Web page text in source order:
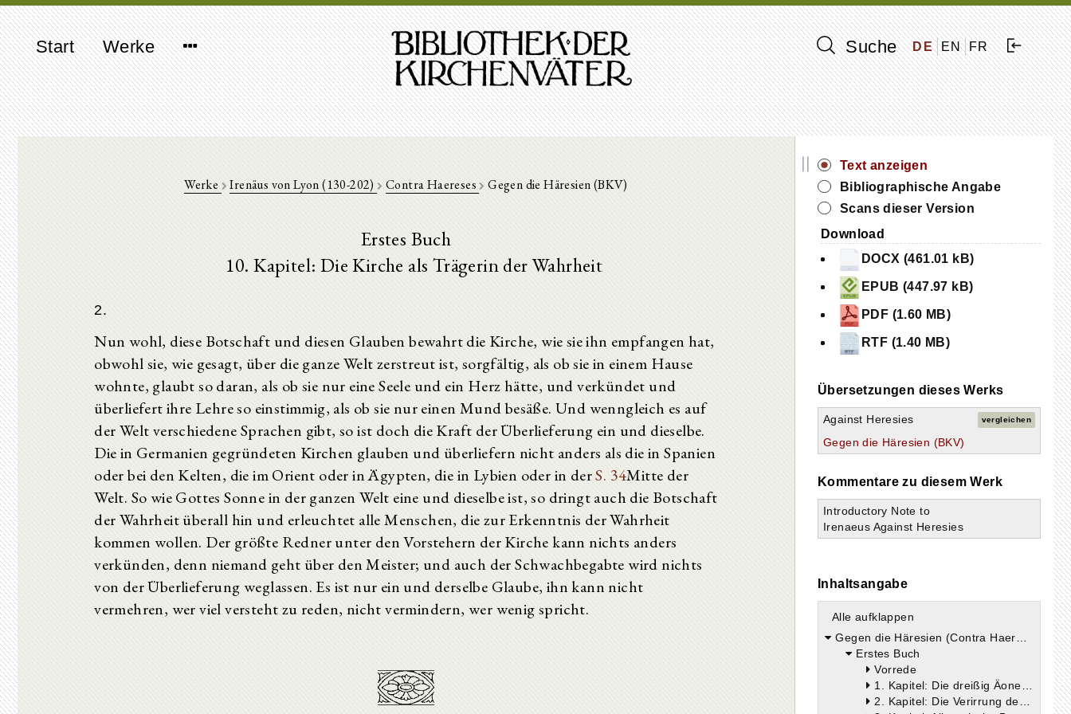
Start Werke Suche DE EN FR
Werke Irenäus von Lyon (130-202) Contra Haereses Gegen die Häresien (BKV)
Erstes Buch
10. Kapitel: Die Kirche als Trägerin der Wahrheit
2.
Nun wohl, diese Botschaft und diesen Glauben bewahrt die Kirche, wie sie ihn empfangen hat,
obwohl sie, wie gesagt, über die ganze Welt zerstreut ist, sorgfältig, als ob sie in einem Hause
wohnte, glaubt so daran, als ob sie nur eine Seele und ein Herz hätte, und verkündet und
überliefert ihre Lehre so einstimmig, als ob sie nur einen Mund besäße. Und wenngleich es auf
der Welt verschiedene Sprachen gibt, so ist doch die Kraft der Überlieferung ein und dieselbe.
Die in Germanien gegründeten Kirchen glauben und überliefern nicht anders als die in Spanien
oder bei den Kelten, die im Orient oder in Ägypten, die in Lybien oder in derS. 34Mitte der
Welt. So wie Gottes Sonne in der ganzen Welt eine und dieselbe ist, so dringt auch die Botschaft
der Wahrheit überall hin und erleuchtet alle Menschen, die zur Erkenntnis der Wahrheit
kommen wollen. Der größte Redner unter den Vorstehern der Kirche kann nichts anders
verkünden, denn niemand geht über den Meister; und auch der Schwachbegabte wird nichts
von der Überlieferung weglassen. Es ist nur ein und derselbe Glaube, ihn kann nicht
vermehren, wer viel versteht zu reden, nicht vermindern, wer wenig spricht.
||
Text anzeigen
Bibliographische Angabe
Scans dieser Version
Download
DOCX (461.01 kB)
EPUB (447.97 kB)
PDF (1.60 MB)
RTF (1.40 MB)
Übersetzungen dieses Werks
Against Heresies vergleichen
Gegen die Häresien (BKV)
Kommentare zu diesem Werk
Introductory Note to
Irenaeus Against Heresies
Inhaltsangabe
Alle aufklappen
Gegen die Häresien (Contra Haereses)
Erstes Buch
Vorrede
1. Kapitel: Die dreißig Äonen der Valentinianer
2. Kapitel: Die Verirrung der Sophia. — Christus und der Hl. Geist